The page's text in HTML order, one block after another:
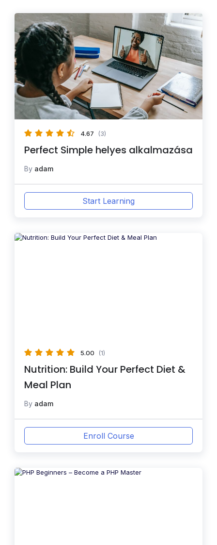
4.67 (3)
Perfect Simple helyes alkalmazása
By adam
Start Learning
5.00 (1)
Nutrition: Build Your Perfect Diet &
Meal Plan
By adam
Enroll Course